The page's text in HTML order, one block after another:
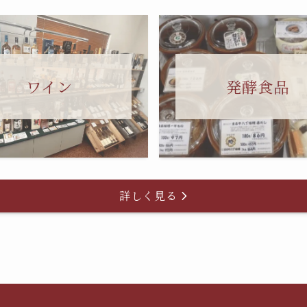
ワイン 発酵食品
詳しく見る